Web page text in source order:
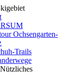
Ochsengarten-
Trails